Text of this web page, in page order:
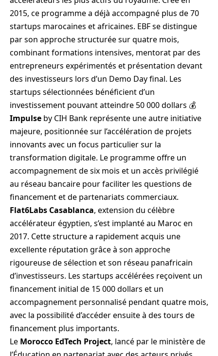
2015, ce programme a déjà accompagné plus de 70
startups marocaines et africaines. EBF se distingue
par son approche structurée sur quatre mois,
combinant formations intensives, mentorat par des
entrepreneurs expérimentés et présentation devant
des investisseurs lors d’un Demo Day final. Les
startups sélectionnées bénéficient d’un
investissement pouvant atteindre 50 000 dollars 💰
Impulse by CIH Bank représente une autre initiative
majeure, positionnée sur l’accélération de projets
innovants avec un focus particulier sur la
transformation digitale. Le programme offre un
accompagnement de six mois et un accès privilégié
au réseau bancaire pour faciliter les questions de
financement et de partenariats commerciaux.
Flat6Labs Casablanca, extension du célèbre
accélérateur égyptien, s’est implanté au Maroc en
2017. Cette structure a rapidement acquis une
excellente réputation grâce à son approche
rigoureuse de sélection et son réseau panafricain
d’investisseurs. Les startups accélérées reçoivent un
financement initial de 15 000 dollars et un
accompagnement personnalisé pendant quatre mois,
avec la possibilité d’accéder ensuite à des tours de
financement plus importants.
Le Morocco EdTech Project, lancé par le ministère de